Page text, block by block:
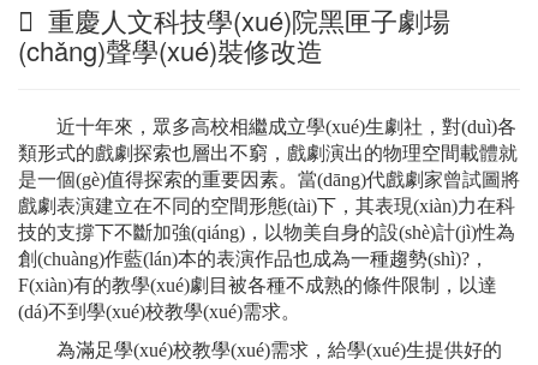
重慶人文科技學(xué)院黑匣子劇場
(chǎng)聲學(xué)裝修改造
近十年來，眾多高校相繼成立學(xué)生劇社，對(duì)各
類形式的戲劇探索也層出不窮，戲劇演出的物理空間載體就
是一個(gè)值得探索的重要因素。當(dāng)代戲劇家曾試圖將
戲劇表演建立在不同的空間形態(tài)下，其表現(xiàn)力在科
技的支撐下不斷加強(qiáng)，以物美自身的設(shè)計(jì)性為
創(chuàng)作藍(lán)本的表演作品也成為一種趨勢(shì)?，
F(xiàn)有的教學(xué)劇目被各種不成熟的條件限制，以達
(dá)不到學(xué)校教學(xué)需求。
為滿足學(xué)校教學(xué)需求，給學(xué)生提供好的